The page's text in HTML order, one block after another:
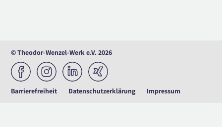
© Theodor-Wenzel-Werk e.V. 2026
Barrierefreiheit Datenschutzerklärung Impressum